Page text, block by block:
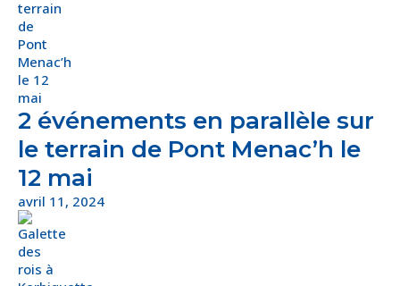
2 événements en parallèle sur
le terrain de Pont Menac’h le
12 mai
avril 11, 2024